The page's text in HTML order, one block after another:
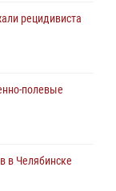
рецидивиста
полевые
в Челябинске